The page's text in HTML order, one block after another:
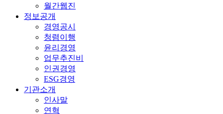
월간웹진
정보공개
경영공시
청렴이행
윤리경영
업무추진비
인권경영
ESG경영
기관소개
인사말
연혁